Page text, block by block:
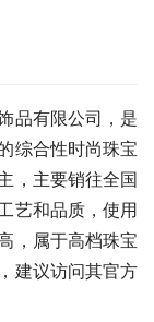
品有限公司，是
综合性时尚珠宝
，主要销往全国
艺和品质，使用
，属于高档珠宝
建议访问其官方